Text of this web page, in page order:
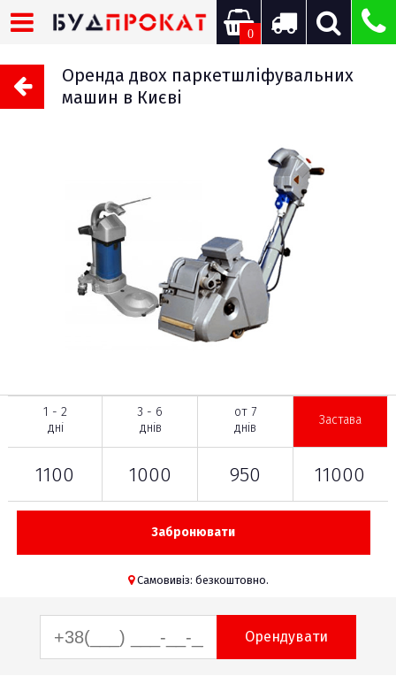
0
Оренда двох паркетшліфувальних
машин в Києві
1 - 2
дні
1100
3 - 6
днів
1000
от 7
днів
950
Застава
11000
Забронювати
Самовивіз: безкоштовно.
Орендувати